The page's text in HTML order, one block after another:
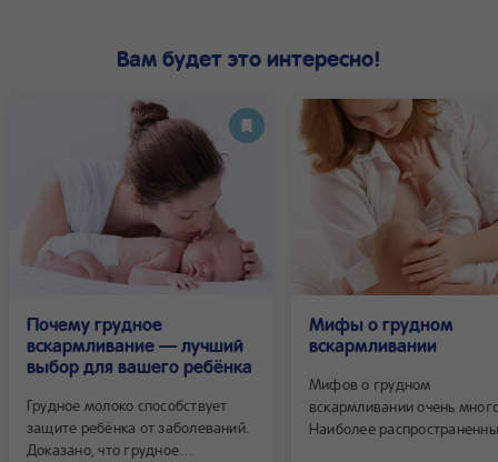
Вам будет это интересно!
Почему грудное
вскармливание — лучший
выбор для вашего ребёнка
Грудное молоко способствует
защите ребёнка от заболеваний.
Доказано, что грудное
Мифы о грудном
вскармливании
Мифов о грудном
вскармливании очень
Наиболее